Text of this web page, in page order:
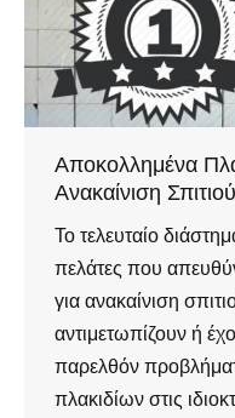
Αποκολλημένα
Ανακαίνιση Σπιτιού
Το τελευταίο
πελάτες που
για ανακαίνιση
αντιμετωπίζουν ή
παρελθόν
πλακιδίων στις